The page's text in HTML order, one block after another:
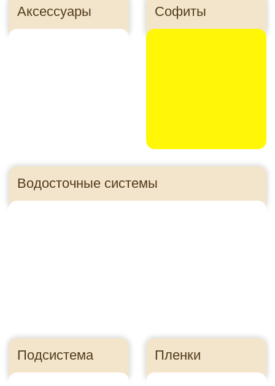
Утеплитель
Ошибка в расчете
может стоить
сэкономить